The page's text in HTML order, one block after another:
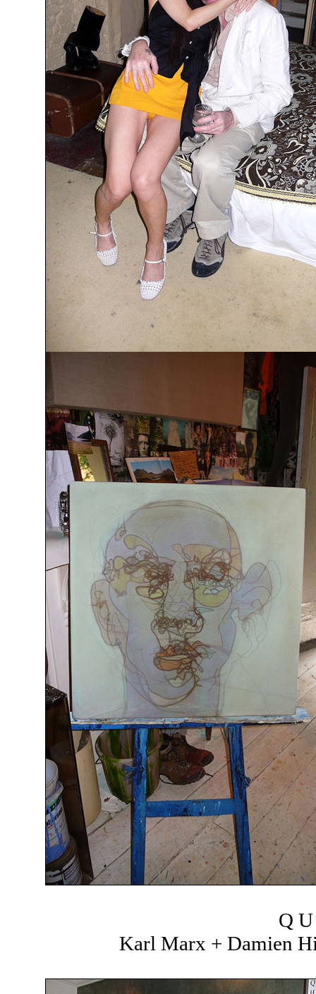
Q
Karl Marx + Damien